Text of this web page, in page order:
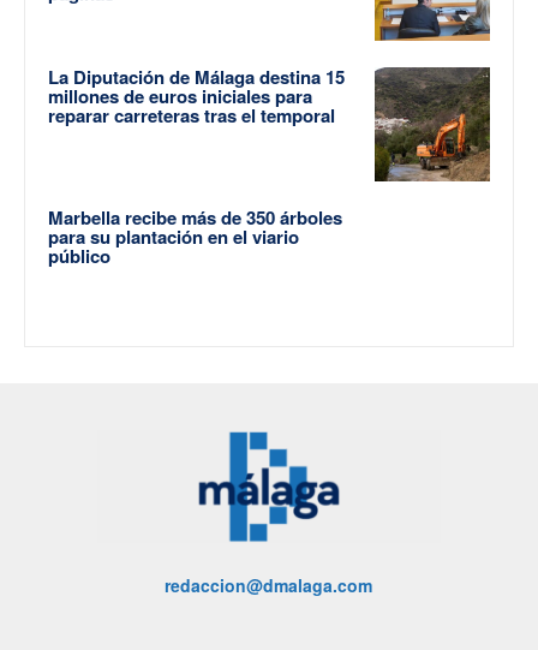
La Diputación de Málaga destina 15
millones de euros iniciales para
reparar carreteras tras el temporal
Marbella recibe más de 350 árboles
para su plantación en el viario
público
redaccion@dmalaga.com